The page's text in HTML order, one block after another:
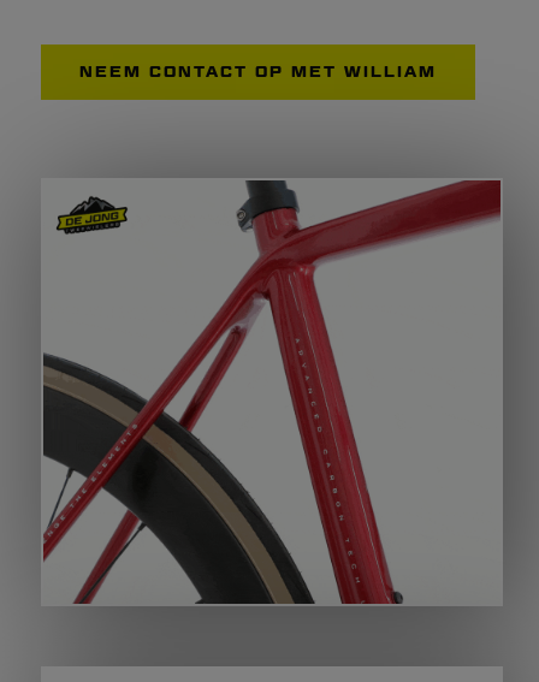
NEEM CONTACT OP MET WILLIAM